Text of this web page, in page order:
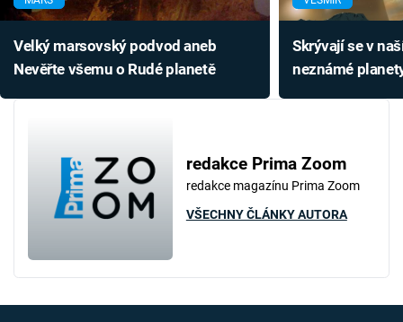
Velký marsovský podvod aneb
Nevěřte všemu o Rudé planetě
Skrývají se v
neznámé
redakce Prima Zoom
redakce magazínu Prima Zoom
VŠECHNY ČLÁNKY AUTORA